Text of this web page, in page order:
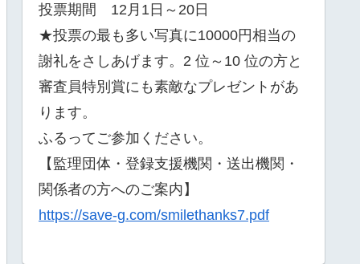
投票期間 12月1日～20日
★投票の最も多い写真に10000円相当の
謝礼をさしあげます。2 位～10 位の方と
審査員特別賞にも素敵なプレゼントがあ
ります。
ふるってご参加ください。
【監理団体・登録支援機関・送出機関・
関係者の方へのご案内】
https://save-g.com/smilethanks7.pdf